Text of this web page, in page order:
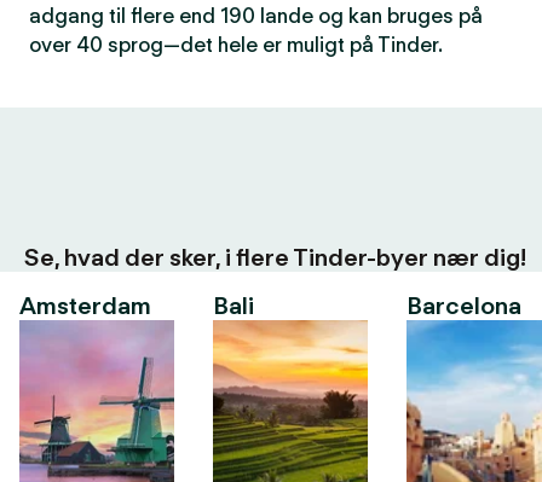
adgang til flere end 190 lande og kan bruges på
over 40 sprog—det hele er muligt på Tinder.
Se, hvad der sker, i flere Tinder-byer nær dig!
Amsterdam
Bali Barcelona